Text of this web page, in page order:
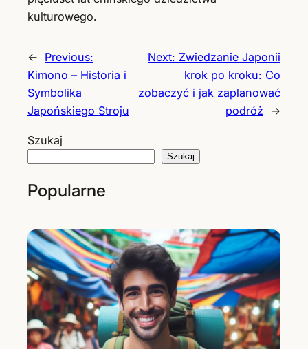
kulturowego.
← Previous:
Kimono – Historia i
Symbolika
Japońskiego Stroju
Next: Zwiedzanie Japonii
krok po kroku: Co
zobaczyć i jak zaplanować
podróż
→
Szukaj
Szukaj
Popularne